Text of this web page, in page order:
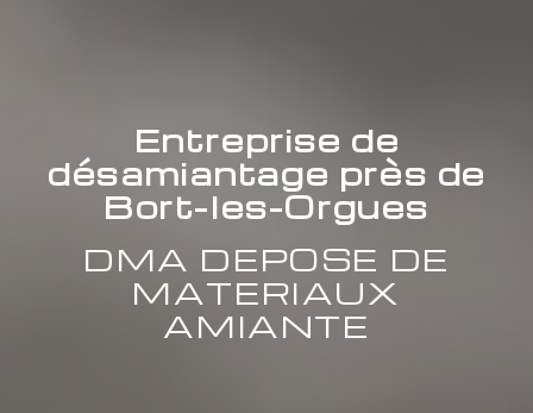
Entreprise de
désamiantage près de
Bort-les-Orgues
DMA DEPOSE DE
MATERIAUX
AMIANTE